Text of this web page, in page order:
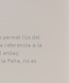
permet l'ús del
referència a la
enllaç:
Peña, no es